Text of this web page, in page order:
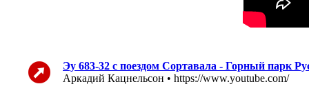
Эу 683-32 с поездом Сортавала - Горный парк
Аркадий Кацнельсон • https://www.youtube.com/